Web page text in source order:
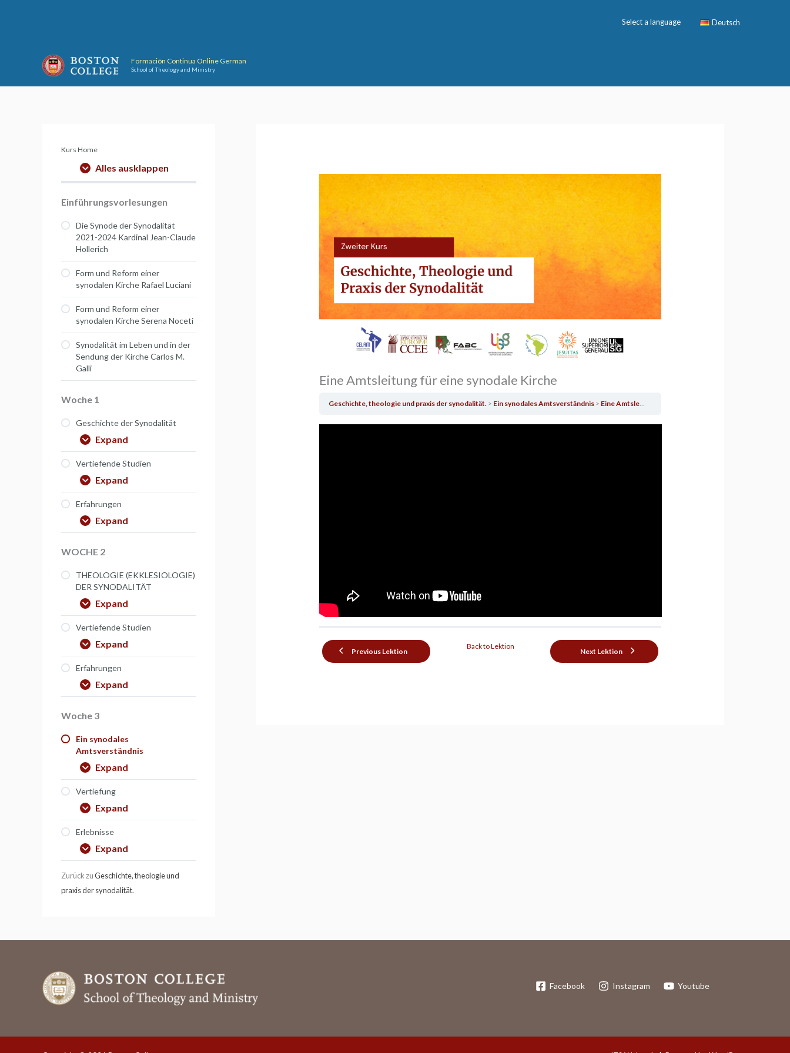
Select a language Deutsch
Formación Continua Online German
School of Theology and Ministry
Kurs Home
Alles ausklappen
Einführungsvorlesungen
Die Synode der Synodalität
2021-2024 Kardinal Jean-Claude
Hollerich
Form und Reform einer
synodalen Kirche Rafael Luciani
Form und Reform einer
synodalen Kirche Serena Noceti
Synodalität im Leben und in der
Sendung der Kirche Carlos M.
Galli
Woche 1
Geschichte der Synodalität
Expand
Vertiefende Studien
Expand
Erfahrungen
Expand
WOCHE 2
THEOLOGIE (EKKLESIOLOGIE)
DER SYNODALITÄT
Expand
Vertiefende Studien
Expand
Erfahrungen
Expand
Woche 3
Ein synodales
Amtsverständnis
Expand
Vertiefung
Expand
Erlebnisse
Expand
Zurück zuGeschichte, theologie und
praxis der synodalität.
Eine Amtsleitung für eine synodale Kirche
Geschichte, theologie und praxis der synodalität. Ein synodales Amtsverständnis Eine Amtsleitung für eine synodale Kirche
Previous Lektion
Back to Lektion
Next Lektion
Facebook Instagram Youtube